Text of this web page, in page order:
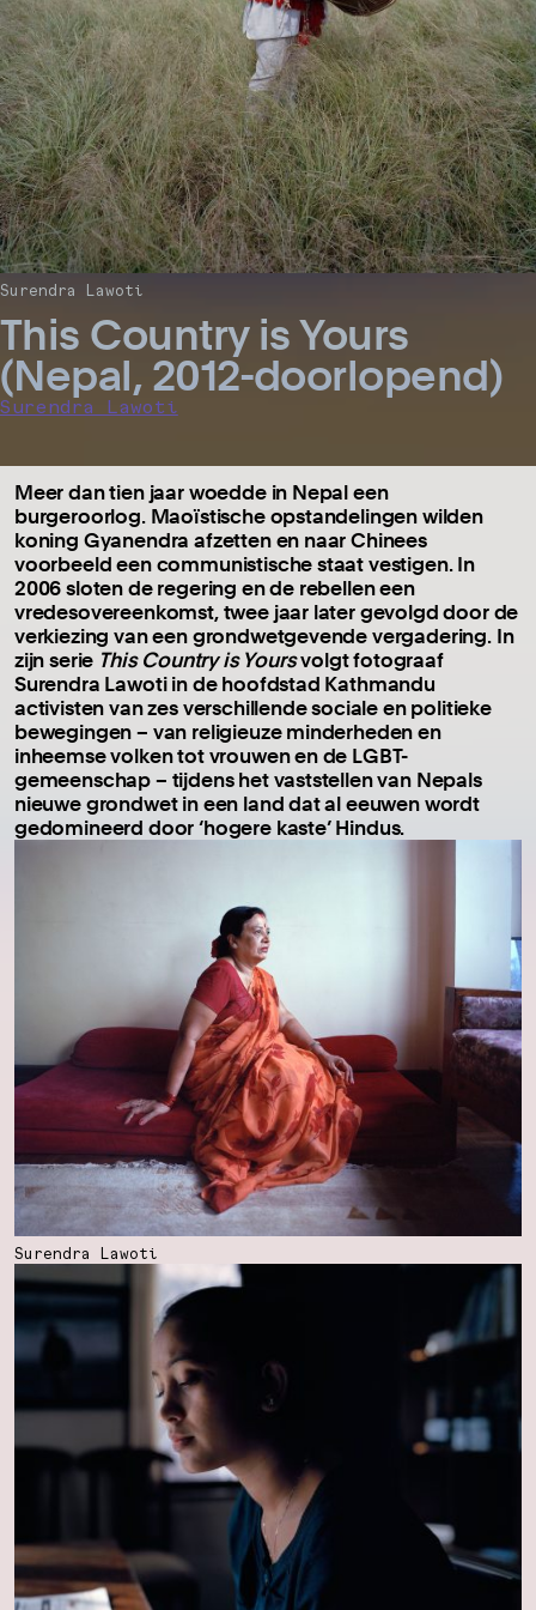
This Country is Yours
(Nepal, 2012-doorlopend)
Surendra Lawoti
Surendra Lawoti
Meer dan tien jaar woedde in Nepal een
burgeroorlog. Maoïstische opstandelingen wilden
koning Gyanendra afzetten en naar Chinees
voorbeeld een communistische staat vestigen. In
2006 sloten de regering en de rebellen een
vredesovereenkomst, twee jaar later gevolgd door de
verkiezing van een grondwetgevende vergadering. In
zijn serie This Country is Yoursvolgt fotograaf
Surendra Lawoti in de hoofdstad Kathmandu
activisten van zes verschillende sociale en politieke
bewegingen – van religieuze minderheden en
inheemse volken tot vrouwen en de LGBT-
gemeenschap – tijdens het vaststellen van Nepals
nieuwe grondwet in een land dat al eeuwen wordt
gedomineerd door ‘hogere kaste’ Hindus.
Surendra Lawoti